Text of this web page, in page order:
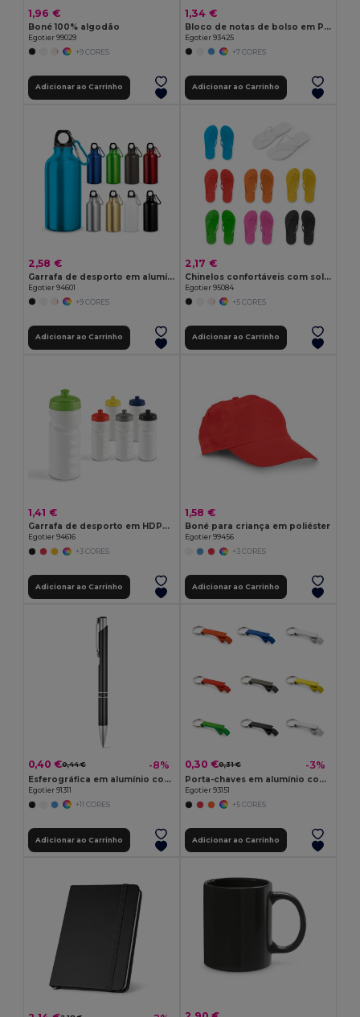
1,96 €
Boné 100% algodão
Egotier 99029
+9 CORES
Adicionar ao Carrinho
1,34 €
Bloco de notas de bolso em PU com folhas lisas
Egotier 93425
+7 CORES
Adicionar ao Carrinho
2,58 €
Garrafa de desporto em alumínio com mosquetão 400 mL
Egotier 94601
+9 CORES
Adicionar ao Carrinho
2,17 €
Chinelos confortáveis com sola em PE e tira em PVC
Egotier 95084
+5 CORES
Adicionar ao Carrinho
1,41 €
Garrafa de desporto em HDPE 530 mL
Egotier 94616
+3 CORES
Adicionar ao Carrinho
1,58 €
Boné para criança em poliéster
Egotier 99456
+3 CORES
Adicionar ao Carrinho
0,40 €0,44 € -8%
Esferográfica em alumínio com clipe
Egotier 91311
+11 CORES
Adicionar ao Carrinho
0,30 €0,31 € -3%
Porta-chaves em alumínio com abre-cápsulas
Egotier 93151
+5 CORES
Adicionar ao Carrinho